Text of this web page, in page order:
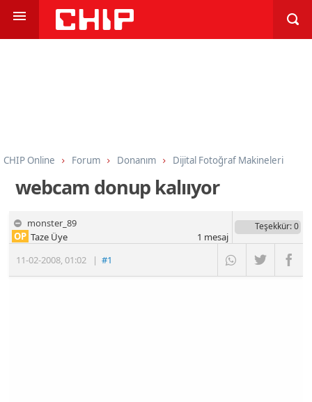
CHIP Online Forum Donanım Dijital Fotoğraf Makineleri
webcam donup kalııyor
monster_89
11-02-2008,01:02 |#1
OP Taze Üye
Teşekkür: 0
1 mesaj